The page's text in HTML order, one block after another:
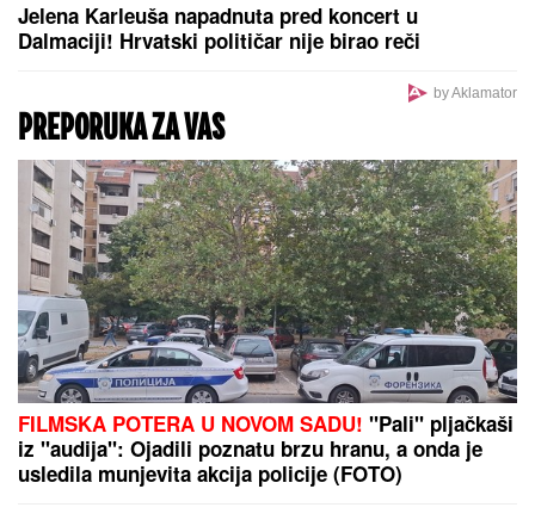
Jelena Karleuša napadnuta pred koncert u
Dalmaciji! Hrvatski političar nije birao reči
by Aklamator
PREPORUKA ZA VAS
FILMSKA POTERA U NOVOM SADU! "Pali" pljačkaši
iz "audija": Ojadili poznatu brzu hranu, a onda je
usledila munjevita akcija policije (FOTO)